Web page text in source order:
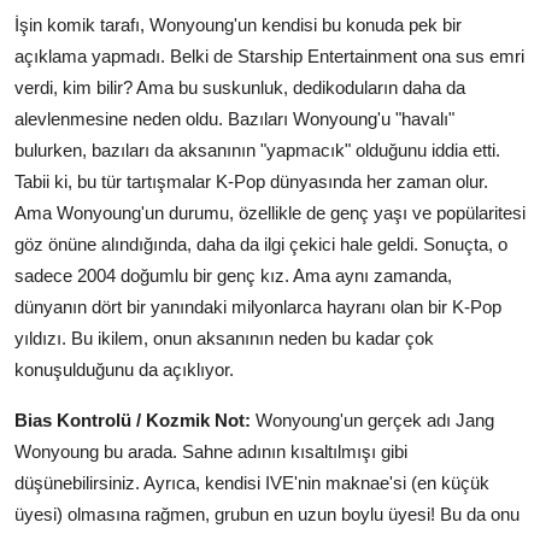
İşin komik tarafı, Wonyoung'un kendisi bu konuda pek bir
açıklama yapmadı. Belki de Starship Entertainment ona sus emri
verdi, kim bilir? Ama bu suskunluk, dedikoduların daha da
alevlenmesine neden oldu. Bazıları Wonyoung'u "havalı"
bulurken, bazıları da aksanının "yapmacık" olduğunu iddia etti.
Tabii ki, bu tür tartışmalar K-Pop dünyasında her zaman olur.
Ama Wonyoung'un durumu, özellikle de genç yaşı ve popülaritesi
göz önüne alındığında, daha da ilgi çekici hale geldi. Sonuçta, o
sadece 2004 doğumlu bir genç kız. Ama aynı zamanda,
dünyanın dört bir yanındaki milyonlarca hayranı olan bir K-Pop
yıldızı. Bu ikilem, onun aksanının neden bu kadar çok
konuşulduğunu da açıklıyor.
Bias Kontrolü / Kozmik Not: Wonyoung'un gerçek adı Jang
Wonyoung bu arada. Sahne adının kısaltılmışı gibi
düşünebilirsiniz. Ayrıca, kendisi IVE'nin maknae'si (en küçük
üyesi) olmasına rağmen, grubun en uzun boylu üyesi! Bu da onu